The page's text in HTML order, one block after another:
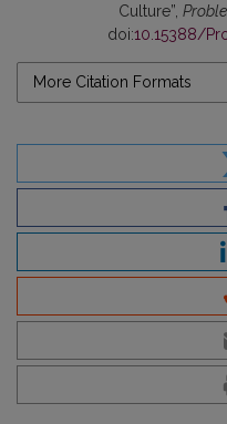
Culture”,
doi:10.15388/
More Citation Formats